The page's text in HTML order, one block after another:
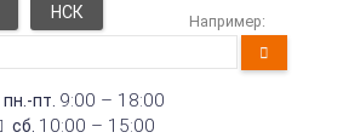
НСК Например:
пн.-пт. 9:00 – 18:00
сб. 10:00 – 15:00